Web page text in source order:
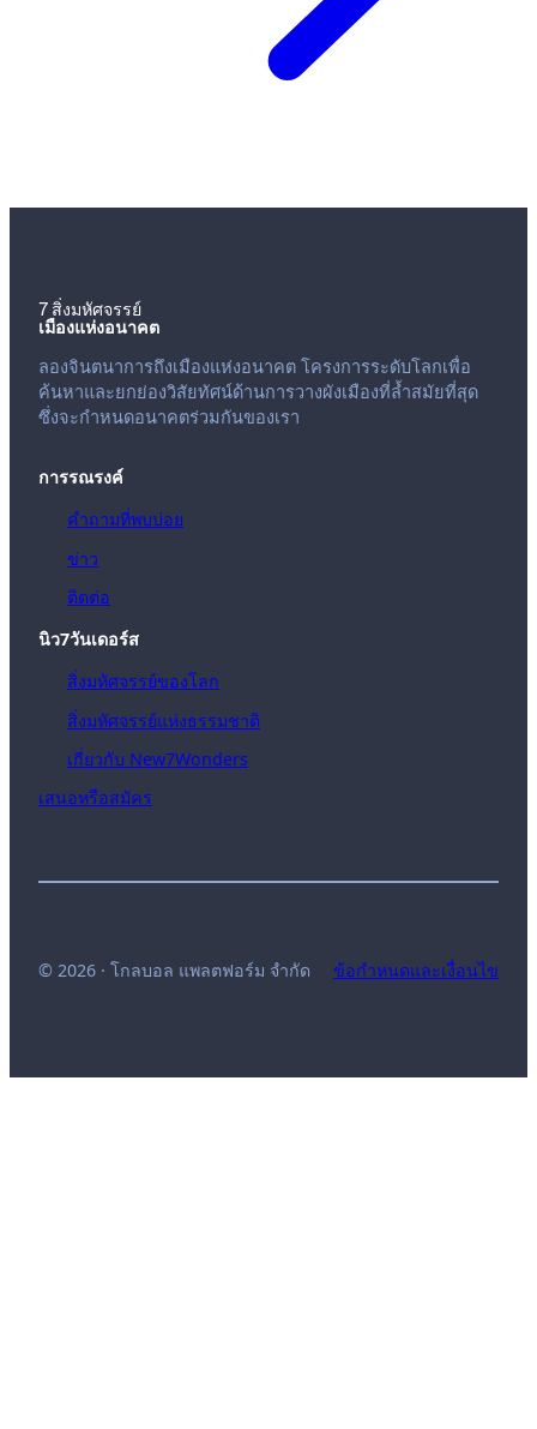
7 สิ่งมหัศจรรย์
เมืองแห่งอนาคต
ลองจินตนาการถึงเมืองแห่งอนาคต โครงการระดับโลกเพื่อ
ค้นหาและยกย่องวิสัยทัศน์ด้านการวางผังเมืองที่ล้ำสมัยที่สุด
ซึ่งจะกำหนดอนาคตร่วมกันของเรา
การรณรงค์
คำถามที่พบบ่อย
ข่าว
ติดต่อ
นิว7วันเดอร์ส
สิ่งมหัศจรรย์ของโลก
สิ่งมหัศจรรย์แห่งธรรมชาติ
เกี่ยวกับ New7Wonders
เสนอหรือสมัคร
© 2026 · โกลบอล แพลตฟอร์ม จำกัด ข้อกำหนดและเงื่อนไข